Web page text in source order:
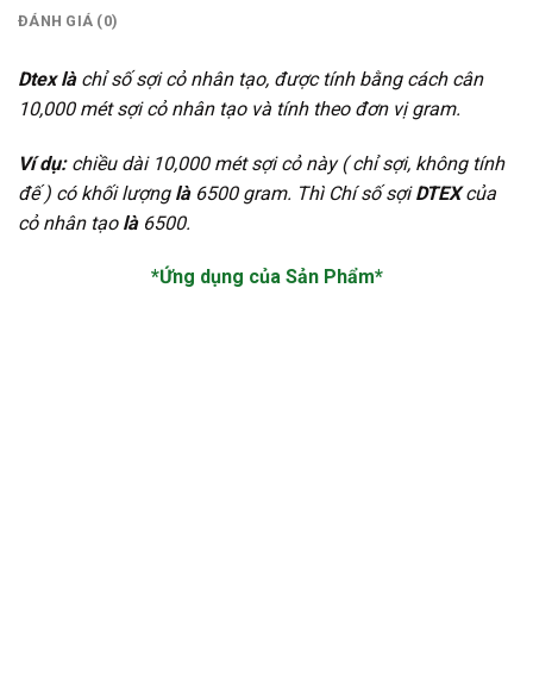
ĐÁNH GIÁ (0)
Dtex là chỉ số sợi cỏ nhân tạo, được tính bằng cách cân
10,000 mét sợi cỏ nhân tạo và tính theo đơn vị gram.
Ví dụ:chiều dài 10,000 mét sợi cỏ này ( chỉ sợi, không tính
đế ) có khối lượng là 6500 gram. Thì Chí số sợiDTEXcủa
cỏ nhân tạo là6500.
*Ứng dụng của Sản Phẩm*